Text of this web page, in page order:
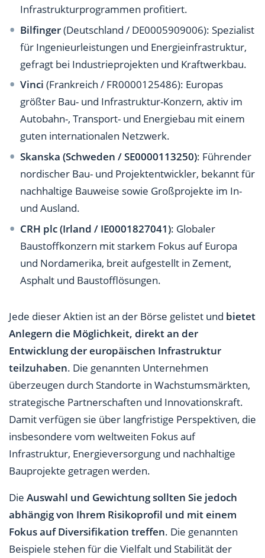
Infrastrukturprogrammen profitiert.
Bilfinger(Deutschland / DE0005909006): Spezialist
für Ingenieurleistungen und Energieinfrastruktur,
gefragt bei Industrieprojekten und Kraftwerkbau.
Vinci(Frankreich / FR0000125486): Europas
größter Bau- und Infrastruktur-Konzern, aktiv im
Autobahn-, Transport- und Energiebau mit einem
guten internationalen Netzwerk.
Skanska (Schweden / SE0000113250): Führender
nordischer Bau- und Projektentwickler, bekannt für
nachhaltige Bauweise sowie Großprojekte im In-
und Ausland.
CRH plc (Irland / IE0001827041): Globaler
Baustoffkonzern mit starkem Fokus auf Europa
und Nordamerika, breit aufgestellt in Zement,
Asphalt und Baustofflösungen.
Jede dieser Aktien ist an der Börse gelistet und bietet
Anlegern die Möglichkeit, direkt an der
Entwicklung der europäischen Infrastruktur
teilzuhaben. Die genannten Unternehmen
überzeugen durch Standorte in Wachstumsmärkten,
strategische Partnerschaften und Innovationskraft.
Damit verfügen sie über langfristige Perspektiven, die
insbesondere vom weltweiten Fokus auf
Infrastruktur, Energieversorgung und nachhaltige
Bauprojekte getragen werden.
Die Auswahl und Gewichtung sollten Sie jedoch
abhängig von Ihrem Risikoprofil und mit einem
Fokus auf Diversifikation treffen. Die genannten
Beispiele stehen für die Vielfalt und Stabilität der